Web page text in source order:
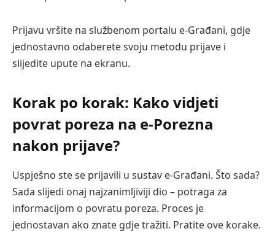
Prijavu vršite na službenom portalu e-Građani, gdje
jednostavno odaberete svoju metodu prijave i
slijedite upute na ekranu.
Korak po korak: Kako vidjeti
povrat poreza na e-Porezna
nakon prijave?
Uspješno ste se prijavili u sustav e-Građani. Što sada?
Sada slijedi onaj najzanimljiviji dio – potraga za
informacijom o povratu poreza. Proces je
jednostavan ako znate gdje tražiti. Pratite ove korake.